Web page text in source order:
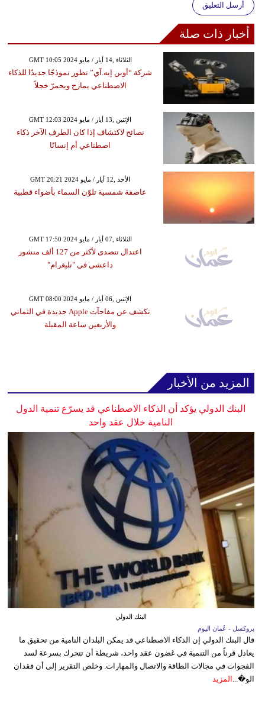
أرسل التعليق
أخبار ذات صلة
GMT 10:05 2024 الثلاثاء ,14 أيار / مايو
شركة “أوبن إيه.آي” تطور نموذجًا جديدًا للذكاء
الاصطناعي يمازح ويحمرّ خجلاً
GMT 12:03 2024 الإثنين ,13 أيار / مايو
نصائح لاكتشاف إذا كان الطرف الآخر ذكاء
اصطناعي أم إنسانًا
GMT 20:21 2024 الأحد ,12 أيار / مايو
عاصفة شمسية تلوّن السماء بأضواء قطبية
GMT 17:50 2024 الثلاثاء ,07 أيار / مايو
اعتدال تتصدى لأكثر من 127 ألف منشور
داعشي في "تليغرام"
GMT 08:00 2024 الإثنين ,06 أيار / مايو
تكشف عن مفاجآت Apple جديدة في الثماني
والأربعين ساعة المقبلة
المزيد من الأخبار
البنك الدولي يؤكد أن الذكاء الاصطناعي قد يسرّع تنمية الدول
النامية خلال عقد واحد
البنك الدولي
بروكسل - عُمان اليوم
قال البنك الدولي إن الذكاء الاصطناعي قد يمكن البلدان النامية من تحقيق ما
يعادل قرناً من التنمية في غضون عقد واحد، شريطة أن تتحرك بسرعة لسد
الفجوات في مجالات الطاقة والاتصال والمهارات. وخلص التقرير إلى أن فقدان
الو�... المزيد